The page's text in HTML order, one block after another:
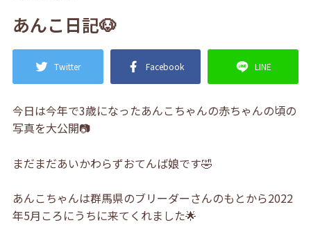
あんこ日記🐶
Twitter Facebook LINE
今日は今年で3歳になったあんこちゃんの赤ちゃんの頃の
写真を大公開📷
まだまだあいかわらずおてんば娘です🤣
あんこちゃんは群馬県のブリーダーさんのもとから2022
年5月ころにうちに来てくれました🌟